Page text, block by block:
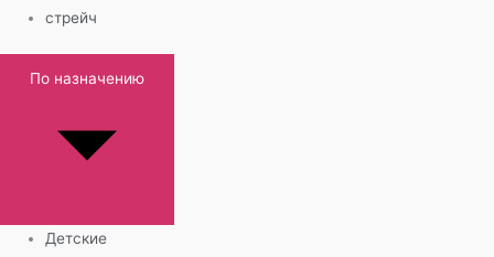
стрейч
По назначению
Детские